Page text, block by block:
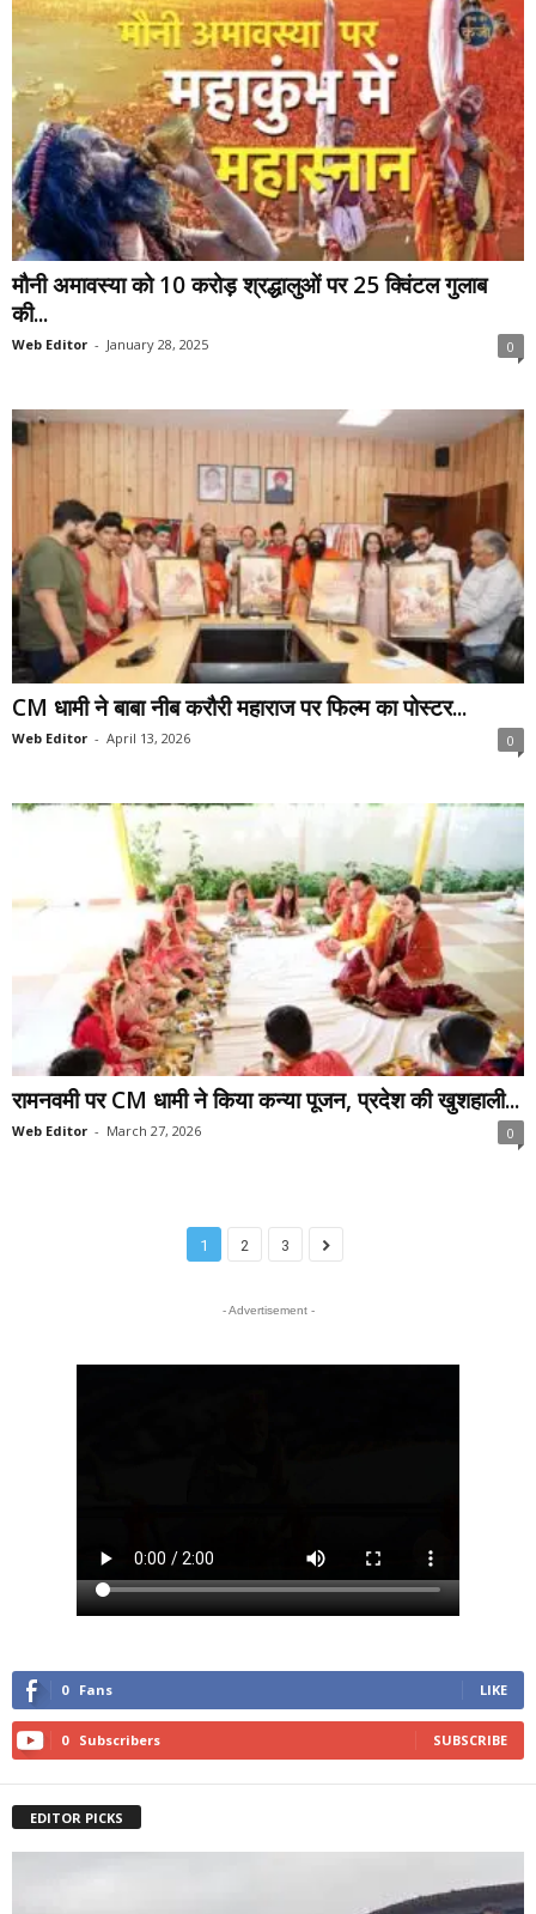
मौनी अमावस्या को 10 करोड़ श्रद्धालुओं पर 25 क्विंटल गुलाब
की...
Web Editor - January 28, 2025 0
CM धामी ने बाबा नीब करौरी महाराज पर फिल्म का पोस्टर...
Web Editor - April 13, 2026 0
रामनवमी पर CM धामी ने किया कन्या पूजन, प्रदेश की खुशहाली...
Web Editor - March 27, 2026 0
1 2 3
- Advertisement -
0 Fans LIKE
0 Subscribers SUBSCRIBE
EDITOR PICKS